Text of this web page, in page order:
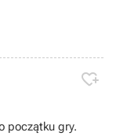

początku gry.